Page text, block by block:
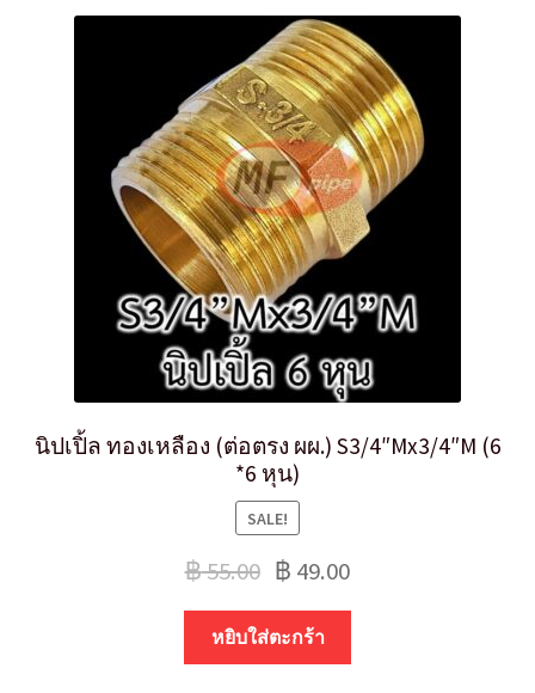
นิปเปิ้ล ทองเหลือง (ต่อตรง ผผ.) S3/4″Mx3/4″M (6
*6 หุน)
SALE!
฿55.00 ฿ 49.00
หยิบใส่ตะกร้า